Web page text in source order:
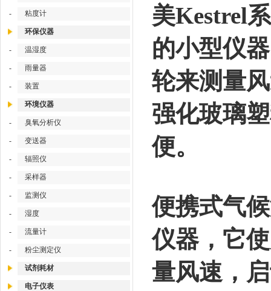
- 粘度计
环保仪器
- 温湿度
- 雨量器
- 装置
环境仪器
- 臭氧分析仪
- 变送器
- 辐照仪
- 采样器
- 监测仪
- 湿度
- 流量计
- 粉尘测定仪
试剂耗材
电子仪表
美Kestrel
的小型仪
轮来测量
强化玻璃
便。
便携式气
仪器，它
量风速，